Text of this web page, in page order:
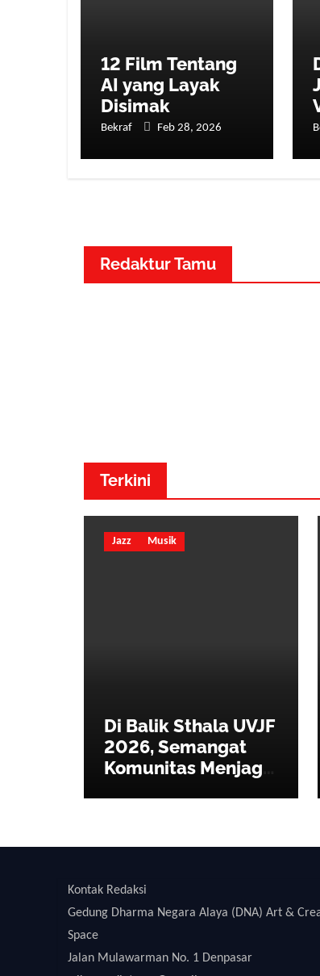
12 Film Tentang
AI yang Layak
Disimak
Bekraf Feb 28, 2026
Redaktur Tamu
Terkini
Jazz Musik
Di Balik Sthala UVJF
2026, Semangat
Komunitas Menjaga
Kontak Redaksi
Gedung Dharma Negara Alaya (DNA) Art &
Space
Jalan Mulawarman No. 1 Denpasar